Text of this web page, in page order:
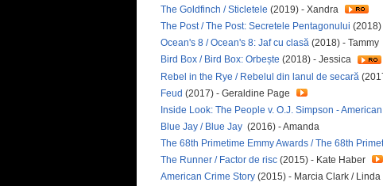
The Goldfinch / Sticletele (2019) - Xandra
The Post / The Post: Secretele Pentagonului (2018)
Ocean's 8 / Ocean's 8: Jaf cu clasă (2018) - Tammy
Bird Box / Bird Box: Orbește (2018) - Jessica
Rebel in the Rye / Rebelul din lanul de secară
Feud (2017) - Geraldine Page
Inside Look: The People v. O.J. Simpson -
Blue Jay / Blue Jay (2016) - Amanda
The 68th Primetime Emmy Awards / The 68th
The Runner / Factor de risc (2015) - Kate Haber
American Crime Story (2015) - Marcia Clark / Linda